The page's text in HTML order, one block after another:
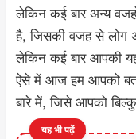
लेकिन कई बार अन्य
है, जिसकी वजह से लोग
लेकिन कई बार आपकी
ऐसे में आज हम आपको
बारे में, जिसे आपको
यह भी पढ़ें